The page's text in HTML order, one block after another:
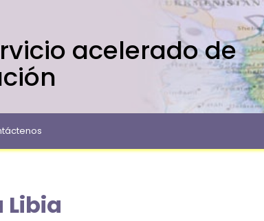
acelerado de
Libia